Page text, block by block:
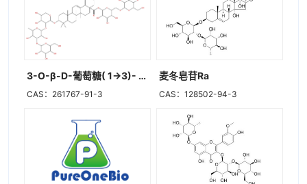
3-O-β-D-葡萄糖( 1→3)- -L-鼠李糖(1→2)- -L-阿拉伯糖 齐墩果酸– 28-O-鼠李糖(1→4)葡萄糖(1→6)葡萄糖苷
CAS：261767-91-3
麦冬皂苷Ra
CAS：128502-94-3